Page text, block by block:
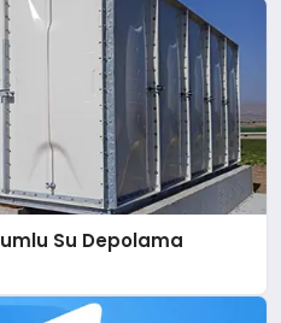
Su Depolama